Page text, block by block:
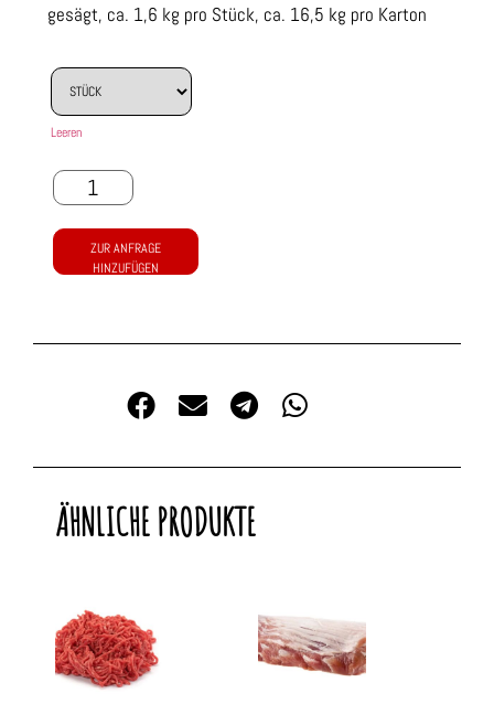
gesägt, ca. 1,6 kg pro Stück, ca. 16,5 kg pro Karton
Leeren
ZUR ANFRAGE
HINZUFÜGEN
ÄHNLICHE PRODUKTE